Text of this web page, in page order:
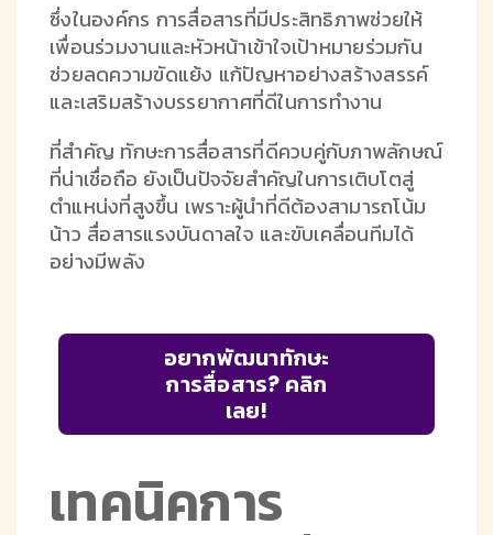
ซึ่งในองค์กร การสื่อสารที่มีประสิทธิภาพช่วยให้
เพื่อนร่วมงานและหัวหน้าเข้าใจเป้าหมายร่วมกัน
ช่วยลดความขัดแย้ง แก้ปัญหาอย่างสร้างสรรค์
และเสริมสร้างบรรยากาศที่ดีในการทำงาน
ที่สำคัญ ทักษะการสื่อสารที่ดีควบคู่กับภาพลักษณ์
ที่น่าเชื่อถือ ยังเป็นปัจจัยสำคัญในการเติบโตสู่
ตำแหน่งที่สูงขึ้น เพราะผู้นำที่ดีต้องสามารถโน้ม
น้าว สื่อสารแรงบันดาลใจ และขับเคลื่อนทีมได้
อย่างมีพลัง
อยากพัฒนาทักษะ
การสื่อสาร? คลิก
เลย!
เทคนิคการ